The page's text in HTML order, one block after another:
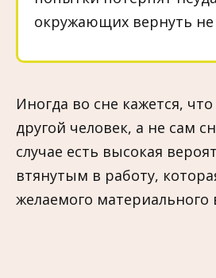
окружающих вернуть не
Иногда во сне кажется,
другой человек, а не сам
случае есть высокая
втянутым в работу,
желаемого материального